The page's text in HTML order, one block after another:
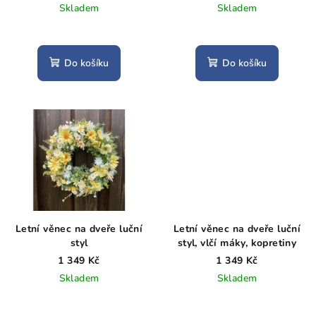
Skladem
Do košíku
Skladem
Do košíku
Letní věnec na dveře luční
styl
1 349 Kč
Skladem
Letní věnec na dveře luční
styl, vlčí máky, kopretiny
1 349 Kč
Skladem